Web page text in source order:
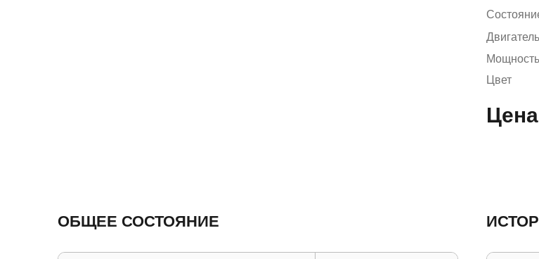
Двигатель
Цвет
ОБЩЕЕ СОСТОЯНИЕ